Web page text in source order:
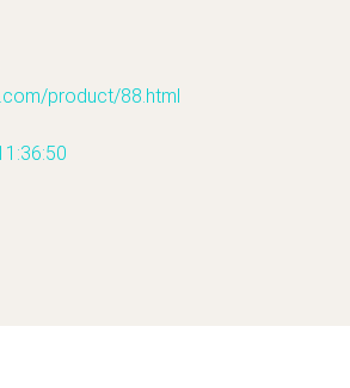
product/88.html